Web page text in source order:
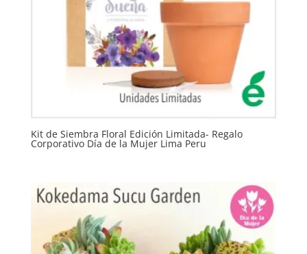
Kit de Siembra Floral Edición Limitada- Regalo
Corporativo Día de la Mujer Lima Peru